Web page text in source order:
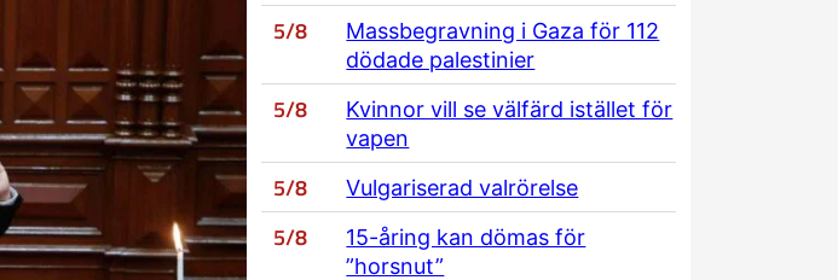
5/8
Massbegravning i Gaza för 112
dödade palestinier
5/8
Kvinnor vill se välfärd istället för
vapen
5/8 Vulgariserad valrörelse
5/8
15-åring kan dömas för
”horsnut”